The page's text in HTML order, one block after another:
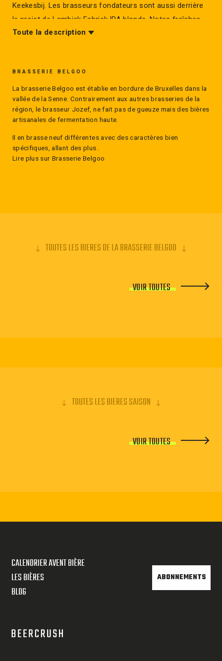
Keekesbij. Les brasseurs fondateurs sont aussi derrière
le projet de Lambiek Fabriek.IPA blonde. Notes fraîches
d'houblons avec une agréable amertume en arrière-goût.
Toute la description
BRASSERIE BELGOO
La brasserie Belgoo est établie en bordure de Bruxelles dans la
vallée de la Senne. Contrairement aux autres brasseries de la
région, le brasseur Jozef, ne fait pas de gueuze mais des bières
artisanales de fermentation haute.
Il en brasse neuf différentes avec des caractères bien
spécifiques, allant des plus..
Lire plus sur Brasserie Belgoo
TOUTES LES BIERES DE LA BRASSERIE BELGOO
VOIR TOUTES
TOUTES LES BIERES SAISON
VOIR TOUTES
CALENDRIER AVENT BIÈRE
LES BIÈRES
BLOG
ABONNEMENTS